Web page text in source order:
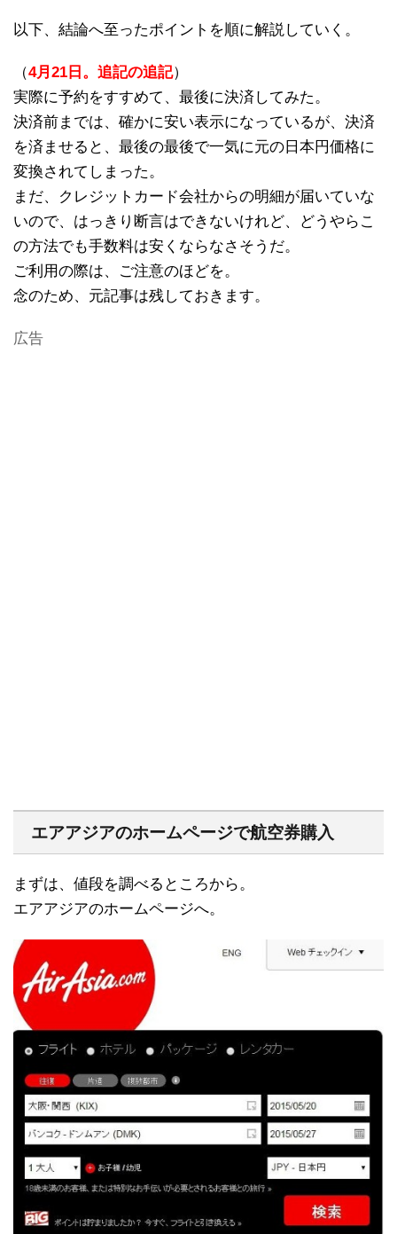
以下、結論へ至ったポイントを順に解説していく。
（4月21日。追記の追記）
実際に予約をすすめて、最後に決済してみた。
決済前までは、確かに安い表示になっているが、決済
を済ませると、最後の最後で一気に元の日本円価格に
変換されてしまった。
まだ、クレジットカード会社からの明細が届いていな
いので、はっきり断言はできないけれど、どうやらこ
の方法でも手数料は安くならなさそうだ。
ご利用の際は、ご注意のほどを。
念のため、元記事は残しておきます。
広告
エアアジアのホームページで航空券購入
まずは、値段を調べるところから。
エアアジアのホームページへ。